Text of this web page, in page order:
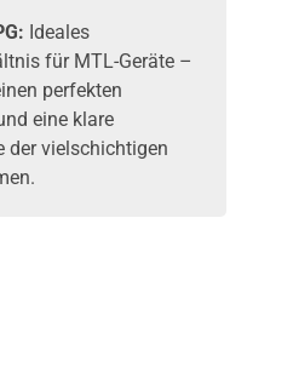
Ideales
für MTL-Geräte –
perfekten
eine klare
der vielschichtigen